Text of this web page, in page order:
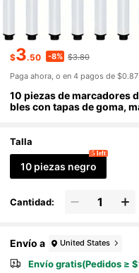
$3.50 -8% $3.80
Paga ahora, o en 4 pagos de $0.87
10 piezas de marcadores
bles con tapas de goma,
artículos de papelería de
ntos, vuelta al colegio
Talla
10 piezas negro
5 left
Cantidad:
Envío a United States
Envío gratis(Pedidos ≥